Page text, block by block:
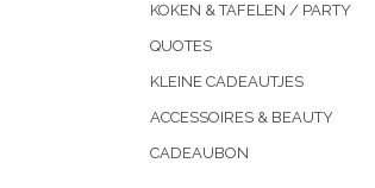
KOKEN & TAFELEN / PARTY
QUOTES
KLEINE CADEAUTJES
ACCESSOIRES & BEAUTY
CADEAUBON